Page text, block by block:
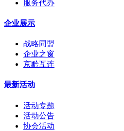
服务代办
企业展示
战略同盟
企业之窗
京黔互连
最新活动
活动专题
活动公告
协会活动